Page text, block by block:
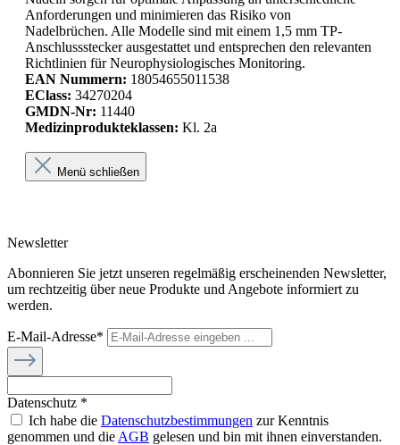
Anforderungen und minimieren das Risiko von
Nadelbrüchen. Alle Modelle sind mit einem 1,5 mm TP-
Anschlussstecker ausgestattet und entsprechen den relevanten
Richtlinien für Neurophysiologisches Monitoring.
EAN Nummern: 18054655011538
EClass: 34270204
GMDN-Nr: 11440
Medizinprodukteklassen: Kl. 2a
Menü schließen
Newsletter
Abonnieren Sie jetzt unseren regelmäßig erscheinenden Newsletter,
um rechtzeitig über neue Produkte und Angebote informiert zu
werden.
E-Mail-Adresse*
Datenschutz *
Ich habe die Datenschutzbestimmungen zur Kenntnis
genommen und die AGB gelesen und bin mit ihnen einverstanden.